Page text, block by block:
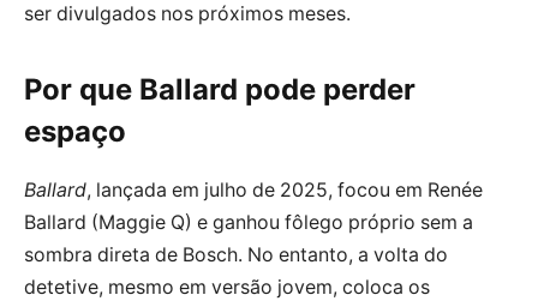
ser divulgados nos próximos meses.
Por que Ballard pode perder
espaço
Ballard, lançada em julho de 2025, focou em Renée
Ballard (Maggie Q) e ganhou fôlego próprio sem a
sombra direta de Bosch. No entanto, a volta do
detetive, mesmo em versão jovem, coloca os